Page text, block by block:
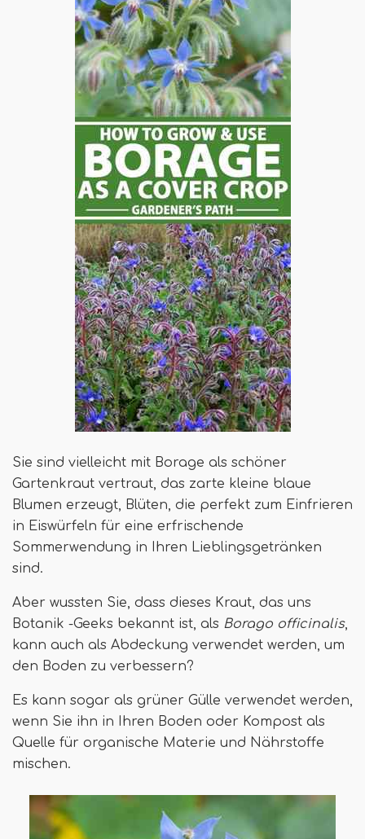
Sie sind vielleicht mit Borage als schöner
Gartenkraut vertraut, das zarte kleine blaue
Blumen erzeugt, Blüten, die perfekt zum Einfrieren
in Eiswürfeln für eine erfrischende
Sommerwendung in Ihren Lieblingsgetränken
sind.
Aber wussten Sie, dass dieses Kraut, das uns
Botanik -Geeks bekannt ist, als Borago officinalis,
kann auch als Abdeckung verwendet werden, um
den Boden zu verbessern?
Es kann sogar als grüner Gülle verwendet werden,
wenn Sie ihn in Ihren Boden oder Kompost als
Quelle für organische Materie und Nährstoffe
mischen.